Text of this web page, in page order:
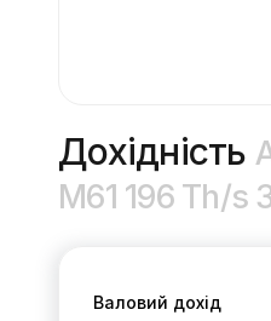
Дохідність
M61 196 Th/s
Валовий дохід